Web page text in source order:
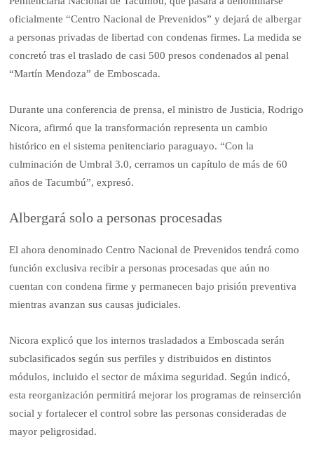
oficialmente “Centro Nacional de Prevenidos” y dejará de albergar
a personas privadas de libertad con condenas firmes. La medida se
concretó tras el traslado de casi 500 presos condenados al penal
“Martín Mendoza” de Emboscada.
Durante una conferencia de prensa, el ministro de Justicia, Rodrigo
Nicora, afirmó que la transformación representa un cambio
histórico en el sistema penitenciario paraguayo. “Con la
culminación de Umbral 3.0, cerramos un capítulo de más de 60
años de Tacumbú”, expresó.
Albergará solo a personas procesadas
El ahora denominado Centro Nacional de Prevenidos tendrá como
función exclusiva recibir a personas procesadas que aún no
cuentan con condena firme y permanecen bajo prisión preventiva
mientras avanzan sus causas judiciales.
Nicora explicó que los internos trasladados a Emboscada serán
subclasificados según sus perfiles y distribuidos en distintos
módulos, incluido el sector de máxima seguridad. Según indicó,
esta reorganización permitirá mejorar los programas de reinserción
social y fortalecer el control sobre las personas consideradas de
mayor peligrosidad.